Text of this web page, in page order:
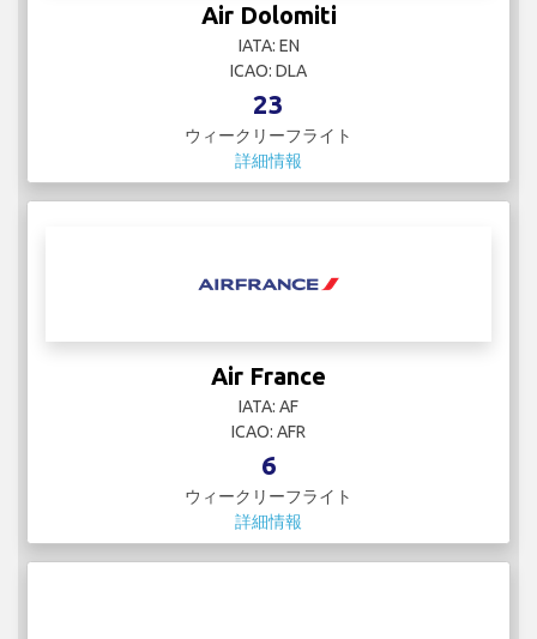
Air Dolomiti
IATA: EN
ICAO: DLA
23
ウィークリーフライト
詳細情報
Air France
IATA: AF
ICAO: AFR
6
ウィークリーフライト
詳細情報